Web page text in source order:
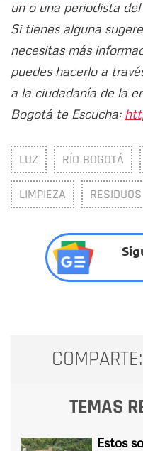
un o una periodista
Si tienes alguna
necesitas más
puedes hacerlo a
a la ciudadanía de la
Bogotá te Escucha:
LUZ RÍO BOGOTÁ
LIMPIEZA RESIDUOS
COMPARTE:
TEMAS
Estos